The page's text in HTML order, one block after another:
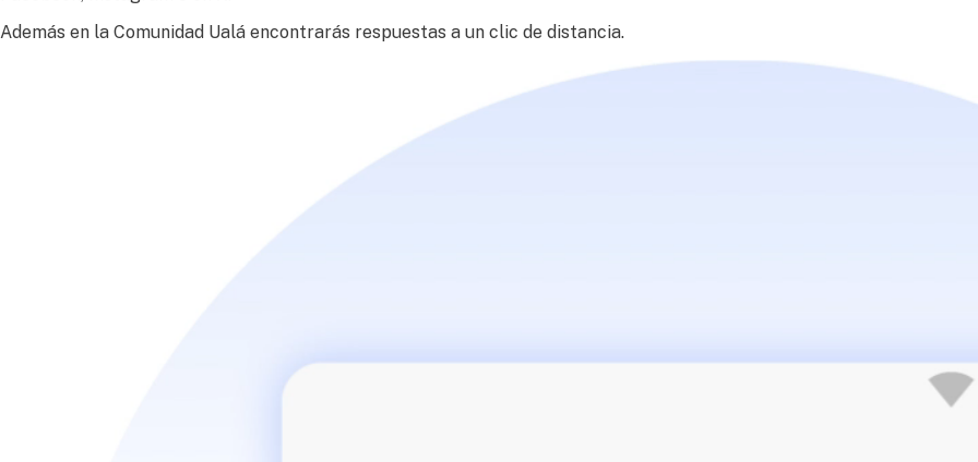
Además en la Comunidad Ualá encontrarás respuestas a un clic de distancia.